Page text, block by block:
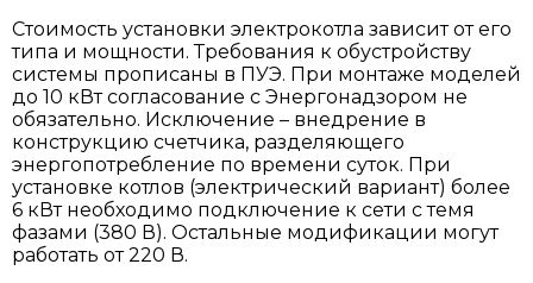
Стоимость установки электрокотла зависит от его
типа и мощности. Требования к обустройству
системы прописаны в ПУЭ. При монтаже моделей
до 10 кВт согласование с Энергонадзором не
обязательно. Исключение – внедрение в
конструкцию счетчика, разделяющего
энергопотребление по времени суток. При
установке котлов (электрический вариант) более
6 кВт необходимо подключение к сети с темя
фазами (380 В). Остальные модификации могут
работать от 220 В.